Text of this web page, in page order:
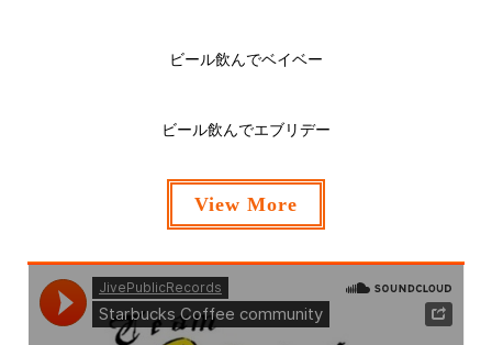
ビール飲んでベイベー
ビール飲んでエブリデー
View More